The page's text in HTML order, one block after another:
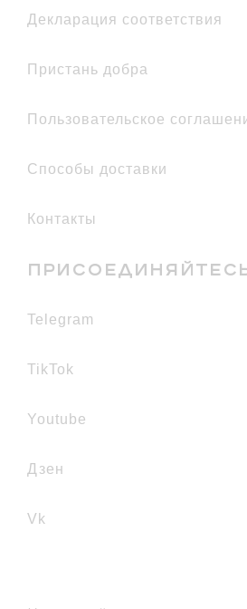
декларация соответствия
Пристань добра
Пользовательское
Способы доставки
Контакты
telegram
TikTok
youtube
дзен
vk